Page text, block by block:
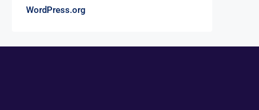
WordPress.org